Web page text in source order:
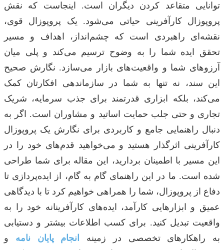
توانایی متقاعد کردن دیگران است. اینجاست که نقش
پروپوزال کارآفرینی حیاتی می‌شود. یک پروپوزال قوی،
نقشه‌ای راهبردی است که چشم‌انداز، اهداف و مسیر
تحقق ایده شما را به وضوح ترسیم می‌کند و پلی میان
آرزوهای شما و واقعیت‌های بازار می‌سازد. نگارش صحیح
این سند، نه تنها به شما در سازماندهی افکارتان کمک
می‌کند، بلکه ابزاری قدرتمند برای جذب سرمایه، شریک
تجاری و حتی جلب حمایت اساتید و مشاوران است. اگر به
دنبال راهنمایی جامع و کاربردی برای نگارش یک پروپوزال
کارآفرینی اثرگذار هستید و می‌خواهید قدم‌های خود را در
این مسیر با اطمینان بردارید، این مقاله برای شما طراحی
شده است. ما در این راهنمای گام به گام، از ایده‌پردازی تا
دفاع از پروپوزال، شما را همراهی خواهیم کرد تا با دیدگاهی
عمیق و ابزارهایی کارآمد، ایده‌های کارآفرینانه خود را به
واقعیت تبدیل کنید. برای کسب اطلاعات بیشتر و دستیابی
به راهکارهای تخصصی در زمینه
انجام پایان نامه و